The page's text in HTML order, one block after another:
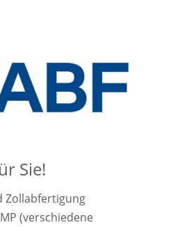
Sie!
Zollabfertigung
(verschiedene